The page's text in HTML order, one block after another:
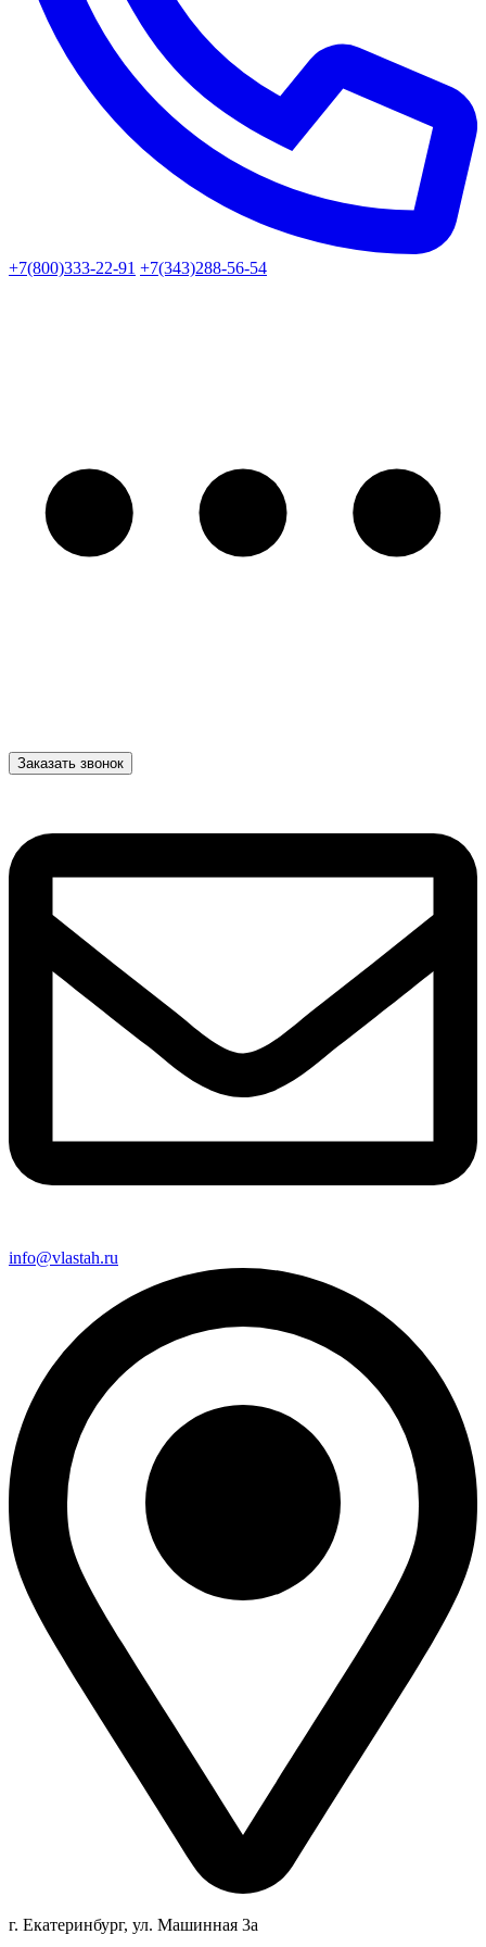
+7(800)333-22-91 +7(343)288-56-54
Заказать звонок
info@vlastah.ru
г. Екатеринбург, ул. Машинная 3а